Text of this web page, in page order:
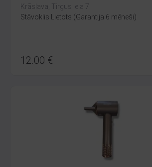
Krāslava, Tirgus iela 7
Stāvoklis Lietots (Garantija 6 mēneši)
12.00 €